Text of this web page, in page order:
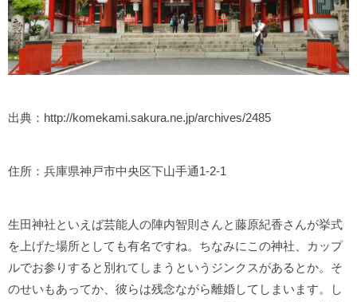
出典：http://komekami.sakura.ne.jp/archives/2485
住所：兵庫県神戸市中央区下山手通1-2-1
生田神社といえば芸能人の陣内智則さんと藤原紀香さんが挙式
を上げた場所としても有名ですね。ちなみにこの神社、カップ
ルでお参りすると別れてしまうというジンクスがあるとか。そ
のせいもあってか、彼らは残念ながら離婚してしまいます。し